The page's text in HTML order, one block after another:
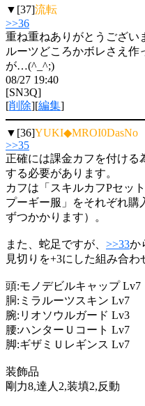
▼[37]流転
>>36
重ね重ねありがとうござい
ルーツどころかボレさえ作
が…(^_^;)
08/27 19:40
[SN3Q]
[削除][編集]
▼[36]YUKI◆MROI0DasNo
>>35
正確には課金カフを付ける
する必要があります。
カフは「スキルカフPセッ
プーギー服」をそれぞれ購
ずつかかります）。
また、蛇足ですが、 >>33か
見切りを+3にした組み合わ
頭:モノデビルキャップ Lv7
胴:ミラルーツスキン Lv7
腕:リオソウルガード Lv3
腰:ハンターＵコート Lv7
脚:ギザミＵレギンス Lv7
装飾品
剛力8,達人2,装填2,反動